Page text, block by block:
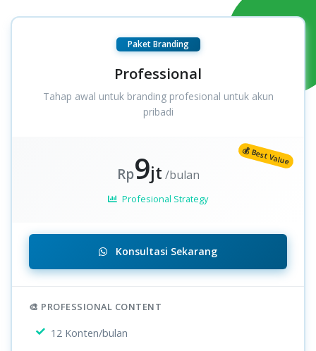
Paket Branding
Professional
Tahap awal untuk branding profesional untuk akun
pribadi
Rp9jt /bulan
Profesional Strategy
Konsultasi Sekarang
🎨 PROFESSIONAL CONTENT
12 Konten/bulan